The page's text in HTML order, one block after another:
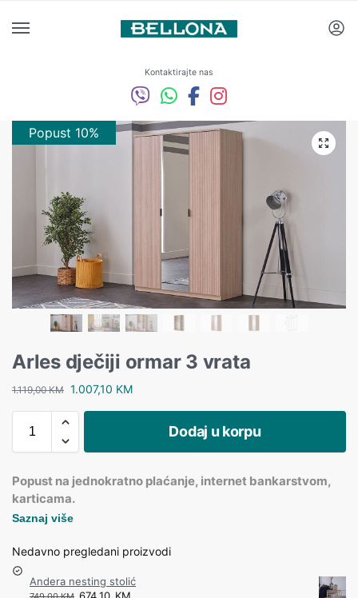
Kontaktirajte nas
Popust 10%
Arles dječiji ormar 3 vrata
1.119,00KM 1.007,10 KM
Dodaj u korpu
Popust na jednokratno plaćanje, internet bankarstvom,
karticama.
Saznaj više
Nedavno pregledani proizvodi
Andera nesting stolić